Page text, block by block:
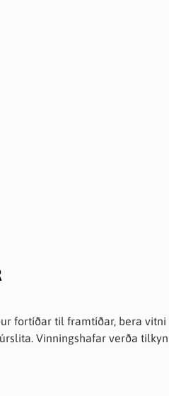
fortíðar til framtíðar, bera
Vinningshafar verða
Eldjárn sem er verk sem